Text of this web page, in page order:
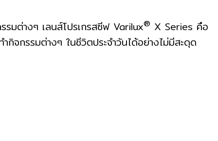
รมต่างๆ เลนส์โปรเกรสซีฟ Varilux® X Series คือ
ำกิจกรรมต่างๆ ในชีวิตประจำวันได้อย่างไม่มีสะดุด